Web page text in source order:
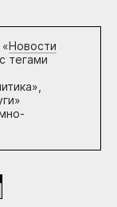
Новости
тегами